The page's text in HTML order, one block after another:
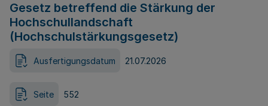
Gesetz betreffend die Stärkung der
Hochschullandschaft
(Hochschulstärkungsgesetz)
Ausfertigungsdatum 21.07.2026
Seite 552